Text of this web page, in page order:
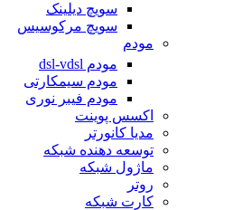
سویچ دیلینک
سویچ مرکوسیس
مودم
مودم dsl-vdsl
مودم سیمکارتی
مودم فیبر نوری
اکسس پوینت
مدیا کانورتر
توسعه دهنده شبکه
ماژول شبکه
روتر
کارت شبکه